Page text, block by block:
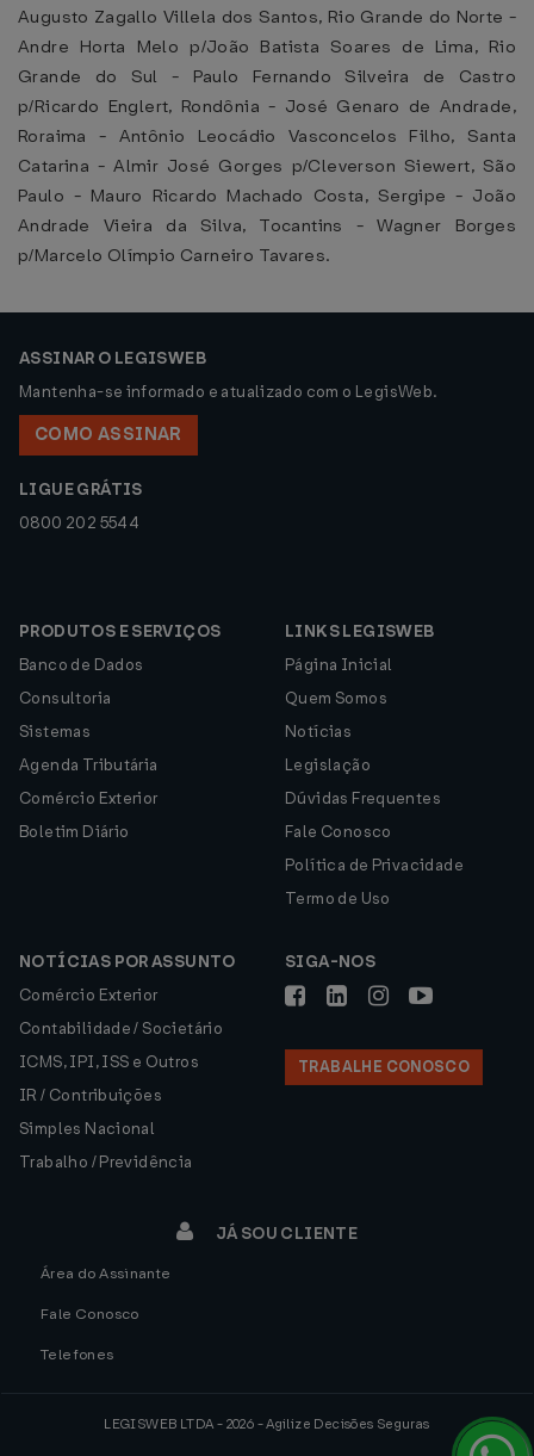
Augusto Zagallo Villela dos Santos, Rio Grande do Norte -
Andre Horta Melo p/João Batista Soares de Lima, Rio
Grande do Sul - Paulo Fernando Silveira de Castro
p/Ricardo Englert, Rondônia - José Genaro de Andrade,
Roraima - Antônio Leocádio Vasconcelos Filho, Santa
Catarina - Almir José Gorges p/Cleverson Siewert, São
Paulo - Mauro Ricardo Machado Costa, Sergipe - João
Andrade Vieira da Silva, Tocantins - Wagner Borges
p/Marcelo Olímpio Carneiro Tavares.
ASSINAR O LEGISWEB
Mantenha-se informado e atualizado com o LegisWeb.
COMO ASSINAR
LIGUE GRÁTIS
0800 202 5544
PRODUTOS E SERVIÇOS
Banco de Dados
Consultoria
Sistemas
Agenda Tributária
Comércio Exterior
Boletim Diário
LINKS LEGISWEB
Página Inicial
Quem Somos
Notícias
Legislação
Dúvidas Frequentes
Fale Conosco
Política de Privacidade
Termo de Uso
NOTÍCIAS POR ASSUNTO
Comércio Exterior
Contabilidade / Societário
ICMS, IPI, ISS e Outros
IR / Contribuições
Simples Nacional
Trabalho / Previdência
SIGA-NOS
TRABALHE CONOSCO
JÁ SOU CLIENTE
Área do Assinante
Fale Conosco
Telefones
LEGISWEB LTDA - 2026 - Agilize Decisões Seguras